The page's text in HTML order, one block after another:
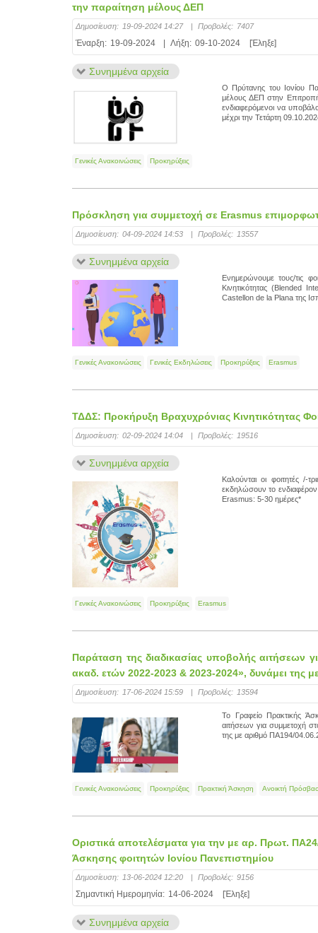
την παραίτηση μέλους ΔΕΠ
Δημοσίευση: 19-09-2024 14:27 | Προβολές: 7407
Έναρξη: 19-09-2024 | Λήξη: 09-10-2024 [Έληξε]
Συνημμένα αρχεία
Ο Πρύτανης του Ιονίου
μέλους ΔΕΠ στην
ενδιαφερόμενοι να
μέχρι την Τετάρτη
Γενικές Ανακοινώσεις Προκηρύξεις
Πρόσκληση για συμμετοχή σε Erasmus
Δημοσίευση: 04-09-2024 14:53 | Προβολές: 13557
Συνημμένα αρχεία
Eνημερώνουμε τους/τις
Κινητικότητας (Blended
Castellon de la Plana της
Γενικές Ανακοινώσεις Γενικές Εκδηλώσεις Προκηρύξεις Erasmus
ΤΔΔΣ: Προκήρυξη Βραχυχρόνιας Kινητικότητας
Δημοσίευση: 02-09-2024 14:04 | Προβολές: 19516
Συνημμένα αρχεία
Καλούνται οι φοιτητές /-
εκδηλώσουν το ενδιαφέρον
Erasmus: 5-30 ημέρες*
Γενικές Ανακοινώσεις Προκηρύξεις Erasmus
Παράταση της διαδικασίας υποβολής αιτήσεων
ακαδ. ετών 2022-2023 & 2023-2024», δυνάμει της
Δημοσίευση: 17-06-2024 15:59 | Προβολές: 13594
Το Γραφείο Πρακτικής
αιτήσεων για συμμετοχή
της με αριθμό ΠΑ194/
Γενικές Ανακοινώσεις Προκηρύξεις Πρακτική Άσκηση Ανοικτή
Οριστικά αποτελέσματα για την με αρ. Πρωτ.
Άσκησης φοιτητών Ιονίου Πανεπιστημίου
Δημοσίευση: 13-06-2024 12:20 | Προβολές: 9156
Σημαντική Ημερομηνία: 14-06-2024 [Έληξε]
Συνημμένα αρχεία